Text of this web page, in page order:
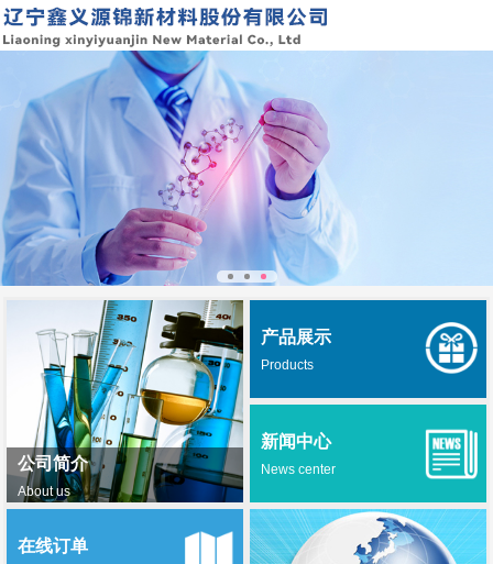
公司简介
About us
产品展示
Products
新闻中心
News center
在线订单